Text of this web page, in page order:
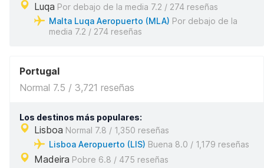
Luqa Por debajo de la media 7.2 / 274 reseñas
Malta Luqa Aeropuerto (MLA) Por debajo de la
media 7.2 / 274 reseñas
Portugal
Normal 7.5 / 3,721 reseñas
Los destinos más populares:
Lisboa Normal 7.8 / 1,350 reseñas
Lisboa Aeropuerto (LIS) Buena 8.0 / 1,179 reseñas
Madeira Pobre 6.8 / 475 reseñas